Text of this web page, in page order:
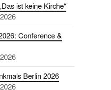
ist keine Kirche“
Conference &
Berlin 2026